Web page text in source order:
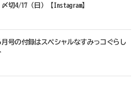
切4/17（日）【Instagram】
月号の付録はスペシャルなすみっコぐらし